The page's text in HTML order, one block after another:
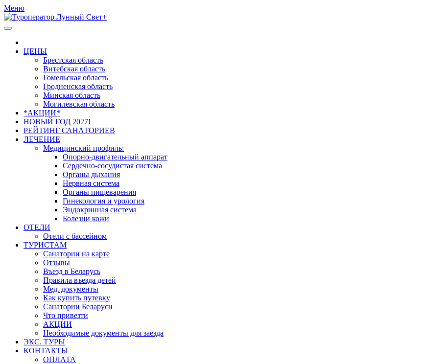
Меню
ЦЕНЫ
Брестская область
Витебская область
Гомельская область
Гродненская область
Минская область
Могилевская область
*АКЦИИ*
НОВЫЙ ГОД 2027!
РЕЙТИНГ САНАТОРИЕВ
ЛЕЧЕНИЕ
Медицинский профиль:
Опорно-двигательный аппарат
Сердечно-сосудистая система
Органы дыхания
Нервная система
Органы пищеварения
Гинекология и урология
Эндокринная система
Болезни кожи
ОТЕЛИ
Отели с бассейном
ТУРИСТАМ
Санатории на карте
Отзывы
Въезд в Беларусь
Правила въезда детей
Мед. документы
Как купить путевку
Санатории Беларуси
Что привезти
АКЦИИ
Необходимые документы для заезда
ЭКС. ТУРЫ
КОНТАКТЫ
ОПЛАТА